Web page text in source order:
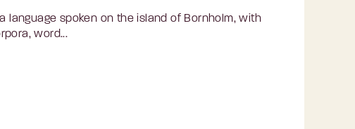
language spoken on the island of Bornholm, with
word...